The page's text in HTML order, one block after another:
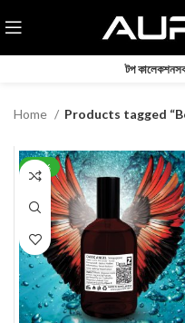
টপ কালেকশন
Home Products tagged
-40%